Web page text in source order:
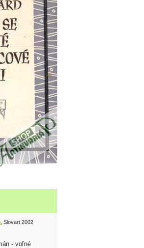
, Slovart 2002
- voľné